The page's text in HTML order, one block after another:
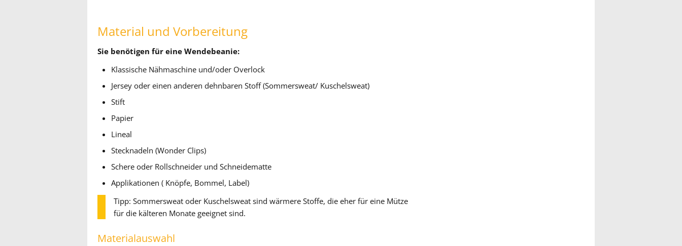
Material und Vorbereitung
Sie benötigen für eine Wendebeanie:
Klassische Nähmaschine und/oder Overlock
Jersey oder einen anderen dehnbaren Stoff (Sommersweat/ Kuschelsweat)
Stift
Papier
Lineal
Stecknadeln (Wonder Clips)
Schere oder Rollschneider und Schneidematte
Applikationen ( Knöpfe, Bommel, Label)
Tipp: Sommersweat oder Kuschelsweat sind wärmere Stoffe, die eher für eine Mütze
für die kälteren Monate geeignet sind.
Materialauswahl